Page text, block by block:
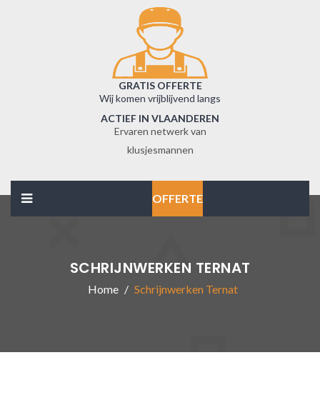
GRATIS OFFERTE
Wij komen vrijblijvend langs
ACTIEF IN VLAANDEREN
Ervaren netwerk van
klusjesmannen
OFFERTE
SCHRIJNWERKEN TERNAT
Home Schrijnwerken Ternat